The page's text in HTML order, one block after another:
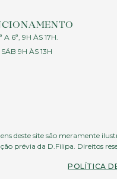
A 6ª, 9H ÀS 17H.
SÁB 9H ÀS 13H
deste site são meramente
prévia da D.Filipa. Direitos
POLÍTICA